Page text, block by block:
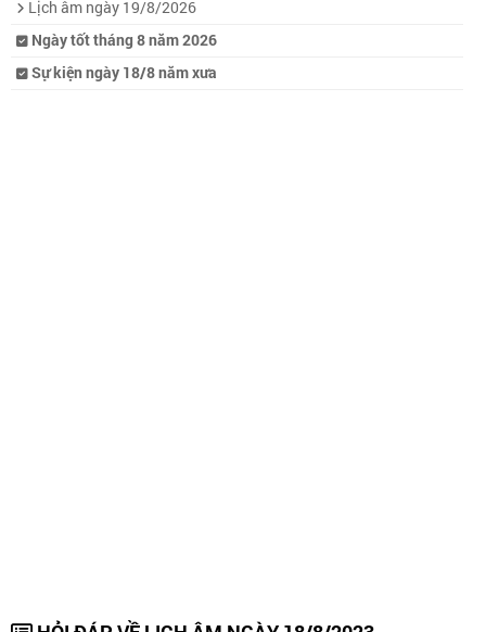
Lịch âm ngày 19/8/2026
Ngày tốt tháng 8 năm 2026
Sự kiện ngày 18/8 năm xưa